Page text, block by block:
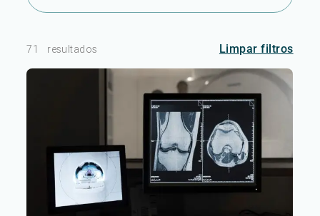
71 resultados Limpar filtros